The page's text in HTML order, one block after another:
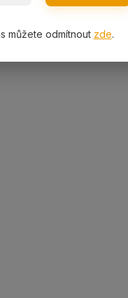
můžete odmítnout zde.